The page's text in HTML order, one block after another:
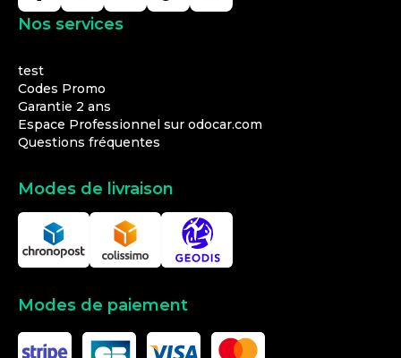
Nos services
test
Codes Promo
Garantie 2 ans
Espace Professionnel sur odocar.com
Questions fréquentes
Modes de livraison
Modes de paiement